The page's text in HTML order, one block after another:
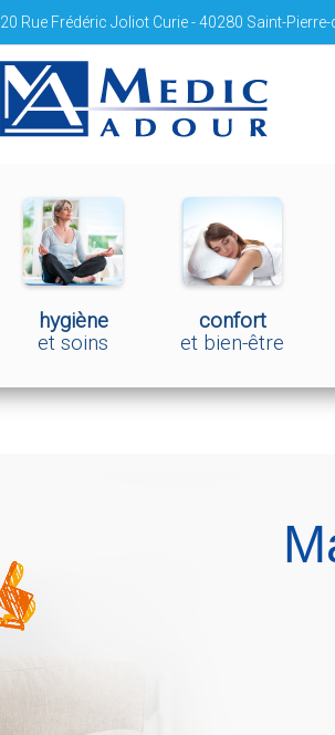
20 Rue Frédéric Joliot Curie - 40280 Saint-
hygiène
et soins
confort
et bien-être